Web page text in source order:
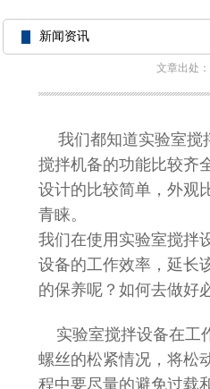
新闻资讯
文章出处
我们都知道实验室搅
搅拌机备的功能比较齐
设计的比较简单，外观
青睐。
我们在使用实验室搅拌
设备的工作效率，延长
的保养呢？如何去做好
实验室搅拌设备在工
螺丝的松紧情况，将松
程中要尽量的避免过载